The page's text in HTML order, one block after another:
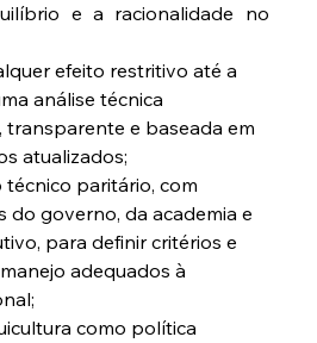
e a racionalidade no
efeito restritivo até a
análise técnica
transparente e baseada em
atualizados;
técnico paritário, com
do governo, da academia e
para definir critérios e
adequados à
como política